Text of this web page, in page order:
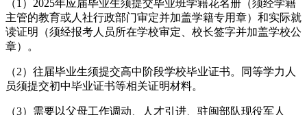
（1）2025年应届毕业生须提交毕业班学籍花名册（须经学籍
主管的教育或人社行政部门审定并加盖学籍专用章）和实际就
读证明（须经报考人员所在学校审定、校长签字并加盖学校公
章）。
（2）往届毕业生须提交高中阶段学校毕业证书。同等学力人
员须提交初中毕业证书等相关证明材料。
（3）需要以父母工作调动、人才引进、驻闽部队现役军人